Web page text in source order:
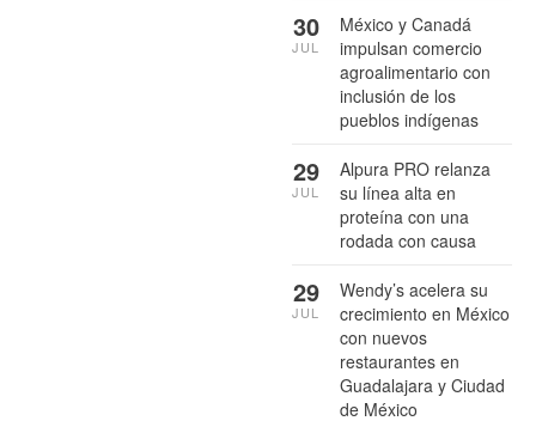
México y Canadá
impulsan comercio
agroalimentario con
inclusión de los
pueblos indígenas
30
JUL
Alpura PRO relanza
su línea alta en
proteína con una
rodada con causa
29
JUL
Wendy’s acelera su
crecimiento en México
con nuevos
restaurantes en
Guadalajara y Ciudad
de México
29
JUL